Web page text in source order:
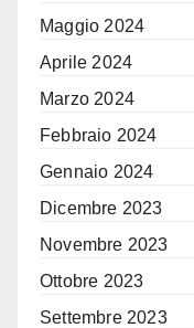
Maggio 2024
Aprile 2024
Marzo 2024
Febbraio 2024
Gennaio 2024
Dicembre 2023
Novembre 2023
Ottobre 2023
Settembre 2023